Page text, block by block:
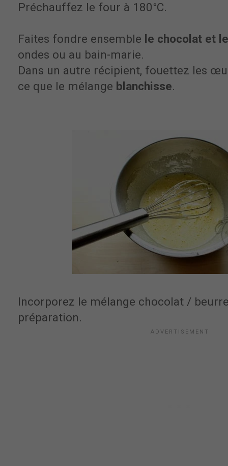
Préchauffez le four à 180°C.
Faites fondre ensemble le chocolat et
ondes ou au bain-marie.
Dans un autre récipient, fouettez les
ce que le mélange blanchisse.
Incorporez le mélange chocolat /
préparation.